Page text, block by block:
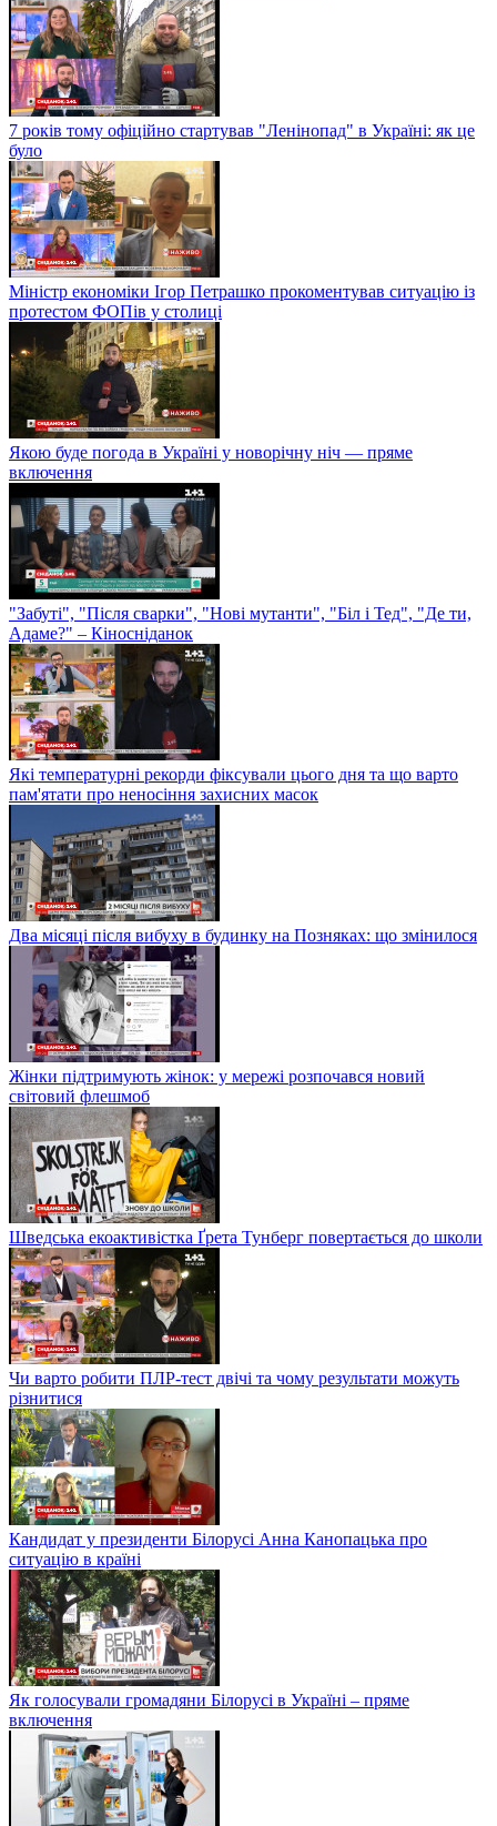
7 років тому офіційно стартував "Ленінопад" в Україні: як це
було
Міністр економіки Ігор Петрашко прокоментував ситуацію із
протестом ФОПів у столиці
Якою буде погода в Україні у новорічну ніч — пряме
включення
"Забуті", "Після сварки", "Нові мутанти", "Біл і Тед", "Де ти,
Адаме?" – Кіносніданок
Які температурні рекорди фіксували цього дня та що варто
пам'ятати про неносіння захисних масок
Два місяці після вибуху в будинку на Позняках: що змінилося
Жінки підтримують жінок: у мережі розпочався новий
світовий флешмоб
Шведська екоактивістка Ґрета Тунберг повертається до школи
Чи варто робити ПЛР-тест двічі та чому результати можуть
різнитися
Кандидат у президенти Білорусі Анна Канопацька про
ситуацію в країні
Як голосували громадяни Білорусі в Україні – пряме
включення